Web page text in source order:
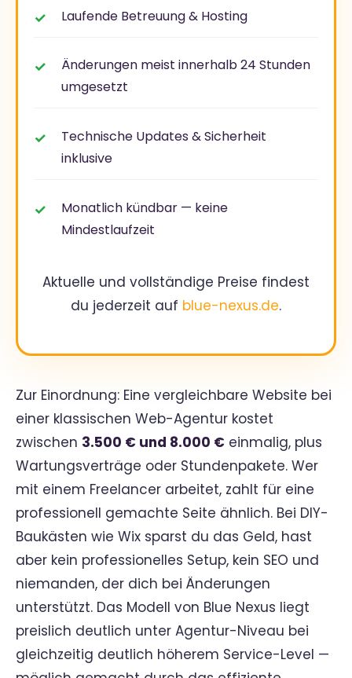
Laufende Betreuung & Hosting
Änderungen meist innerhalb 24 Stunden
umgesetzt
Technische Updates & Sicherheit
inklusive
Monatlich kündbar — keine
Mindestlaufzeit
Aktuelle und vollständige Preise findest
du jederzeit auf blue-nexus.de.
Zur Einordnung: Eine vergleichbare Website bei
einer klassischen Web-Agentur kostet
zwischen 3.500 € und 8.000 € einmalig, plus
Wartungsverträge oder Stundenpakete. Wer
mit einem Freelancer arbeitet, zahlt für eine
professionell gemachte Seite ähnlich. Bei DIY-
Baukästen wie Wix sparst du das Geld, hast
aber kein professionelles Setup, kein SEO und
niemanden, der dich bei Änderungen
unterstützt. Das Modell von Blue Nexus liegt
preislich deutlich unter Agentur-Niveau bei
gleichzeitig deutlich höherem Service-Level —